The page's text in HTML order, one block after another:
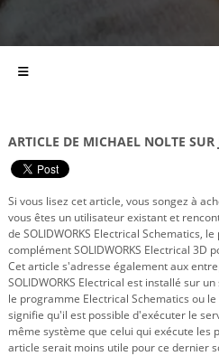
ARTICLE DE MICHAEL NOLTE
Si vous lisez cet article, vous songez à
vous êtes un utilisateur existant et
de SOLIDWORKS Electrical Schematics,
complément SOLIDWORKS Electrical 3D
Cet article s'adresse également aux
SOLIDWORKS Electrical est installé sur
le programme Electrical Schematics ou
signifie qu'il est possible d'exécuter le
même système que celui qui exécute les
article serait moins utile pour ce dernier